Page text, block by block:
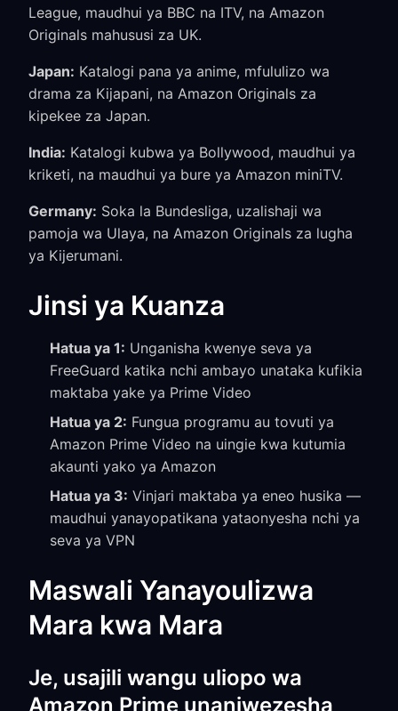
League, maudhui ya BBC na ITV, na Amazon
Originals mahususi za UK.
Japan: Katalogi pana ya anime, mfululizo wa
drama za Kijapani, na Amazon Originals za
kipekee za Japan.
India: Katalogi kubwa ya Bollywood, maudhui ya
kriketi, na maudhui ya bure ya Amazon miniTV.
Germany: Soka la Bundesliga, uzalishaji wa
pamoja wa Ulaya, na Amazon Originals za lugha
ya Kijerumani.
Jinsi ya Kuanza
Hatua ya 1: Unganisha kwenye seva ya
FreeGuard katika nchi ambayo unataka kufikia
maktaba yake ya Prime Video
Hatua ya 2: Fungua programu au tovuti ya
Amazon Prime Video na uingie kwa kutumia
akaunti yako ya Amazon
Hatua ya 3: Vinjari maktaba ya eneo husika —
maudhui yanayopatikana yataonyesha nchi ya
seva ya VPN
Maswali Yanayoulizwa
Mara kwa Mara
Je, usajili wangu uliopo wa
Amazon Prime unaniwezesha